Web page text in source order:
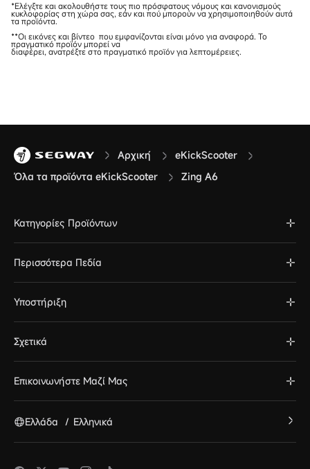
*Ελέγξτε και ακολουθήστε τους πιο πρόσφατους νόμους και κανονισμούς
κυκλοφορίας στη χώρα σας, εάν και πού μπορούν να χρησιμοποιηθούν αυτά
τα προϊόντα.
**Οι εικόνες και βίντεο που εμφανίζονται είναι μόνο για αναφορά. Το
πραγματικό προϊόν μπορεί να
διαφέρει, ανατρέξτε στο πραγματικό προϊόν για λεπτομέρειες.
Αρχική
eKickScooter
Όλα τα προϊόντα eKickScooter
Zing A6
Κατηγορίες Προϊόντων
Περισσότερα Πεδία
Υποστήριξη
Σχετικά
Επικοινωνήστε Μαζί Μας
Ελλάδα / Ελληνικά